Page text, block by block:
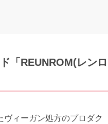
「REUNROM(レンロ
ィーガン処方のプロダク